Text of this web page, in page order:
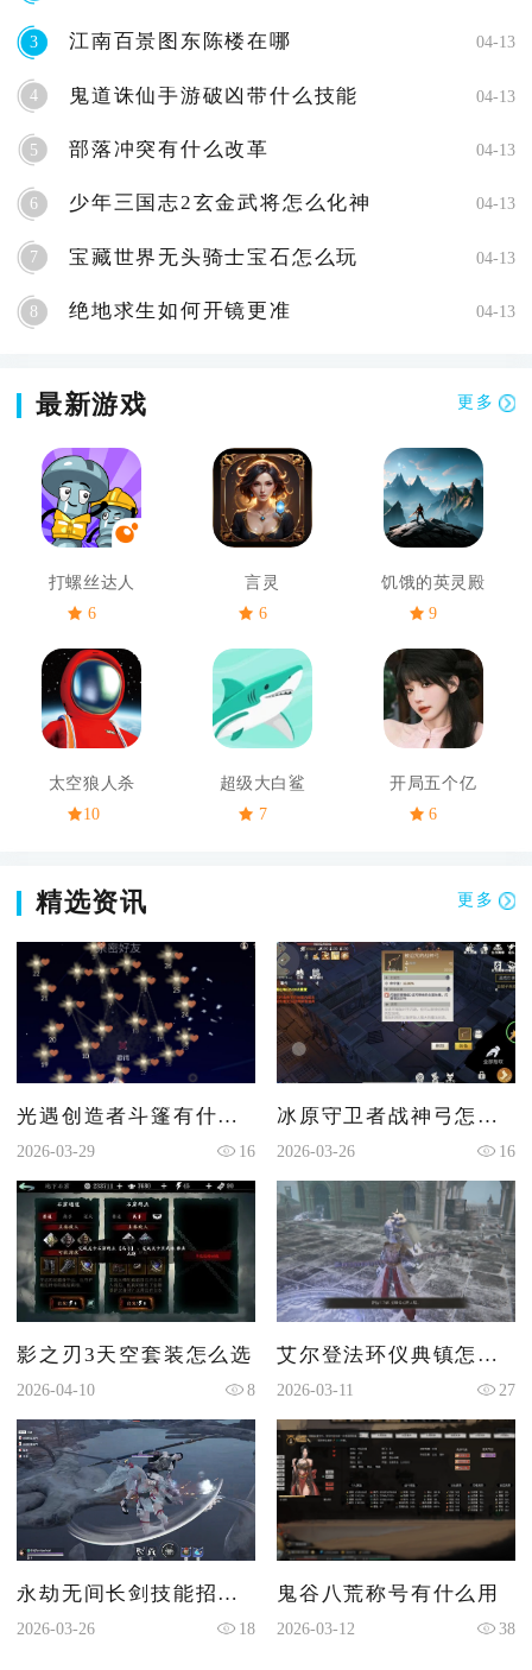
3 江南百景图东陈楼在哪 04-13
4 鬼道诛仙手游破凶带什么技能 04-13
5 部落冲突有什么改革 04-13
6 少年三国志2玄金武将怎么化神 04-13
7 宝藏世界无头骑士宝石怎么玩 04-13
8 绝地求生如何开镜更准 04-13
最新游戏 更多
打螺丝达人
6
言灵
6
饥饿的英灵殿
9
太空狼人杀
10
超级大白鲨
7
开局五个亿
6
精选资讯 更多
光遇创造者斗篷有什么用
2026-03-29 16
冰原守卫者战神弓怎么用
2026-03-26 16
影之刃3天空套装怎么选
2026-04-10 8
艾尔登法环仪典镇怎么过
2026-03-11 27
永劫无间长剑技能招式是什么
2026-03-26 18
鬼谷八荒称号有什么用
2026-03-12 38